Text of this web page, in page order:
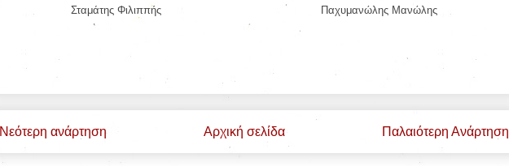
Σταμάτης Φιλιππής Παχυμανώλης Μανώλης
Νεότερη ανάρτηση Παλαιότερη Ανάρτηση
Αρχική σελίδα